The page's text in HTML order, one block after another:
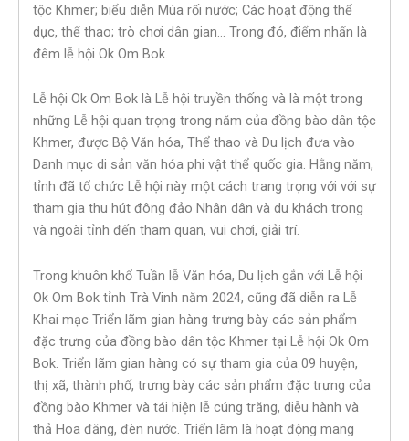
tộc Khmer; biểu diễn Múa rối nước; Các hoạt động thể
dục, thể thao; trò chơi dân gian… Trong đó, điểm nhấn là
đêm lễ hội Ok Om Bok.
Lễ hội Ok Om Bok là Lễ hội truyền thống và là một trong
những Lễ hội quan trọng trong năm của đồng bào dân tộc
Khmer, được Bộ Văn hóa, Thể thao và Du lịch đưa vào
Danh mục di sản văn hóa phi vật thể quốc gia. Hằng năm,
tỉnh đã tổ chức Lễ hội này một cách trang trọng với với sự
tham gia thu hút đông đảo Nhân dân và du khách trong
và ngoài tỉnh đến tham quan, vui chơi, giải trí.
Trong khuôn khổ Tuần lễ Văn hóa, Du lịch gắn với Lễ hội
Ok Om Bok tỉnh Trà Vinh năm 2024, cũng đã diễn ra Lễ
Khai mạc Triển lãm gian hàng trưng bày các sản phẩm
đặc trưng của đồng bào dân tộc Khmer tại Lễ hội Ok Om
Bok. Triển lãm gian hàng có sự tham gia của 09 huyện,
thị xã, thành phố, trưng bày các sản phẩm đặc trưng của
đồng bào Khmer và tái hiện lễ cúng trăng, diễu hành và
thả Hoa đăng, đèn nước. Triển lãm là hoạt động mang